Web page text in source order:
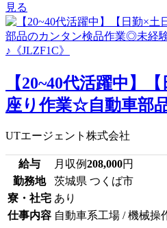
見る
【20~40代活躍中】
座り作業☆自動車部
UTエージェント株式会社
給与 月収例208,000円
勤務地
茨城県 つくば市
寮・社宅 あり
仕事内容 自動車系工場 / 機械操